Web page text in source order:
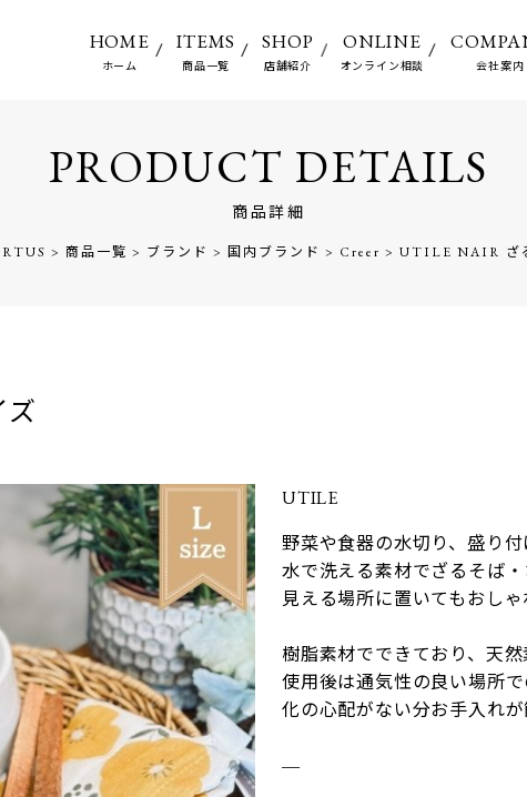
HOME
ホーム
ITEMS
商品一覧
SHOP
店舗紹介
ONLINE
オンライン相談 会社案内
PRODUCT DETAILS
商品詳細
> 商品一覧 > ブランド > 国内ブランド > Creer > UTILE NAIR ざ
ズ
UTILE
野菜や食器の水切り、盛り付
水で洗える素材でざるそば
見える場所に置いてもおし
樹脂素材でできており、天
使用後は通気性の良い場所
化の心配がない分お手入れ
―